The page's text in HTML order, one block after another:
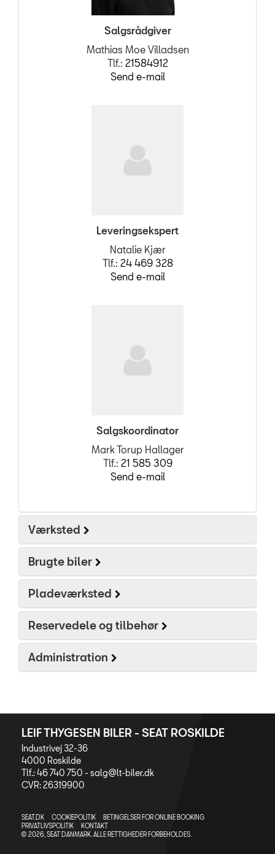
Salgsrådgiver
Mathias Moe Villadsen
Tlf.: 21584912
Send e-mail
Leveringsekspert
Natalie Kjær
Tlf.: 24 469 328
Send e-mail
Salgskoordinator
Mark Torup Hallager
Tlf.: 21 585 309
Send e-mail
Værksted
Brugte biler
Pladeværksted
Reservedele og tilbehør
Administration
LEIF THYGESEN BILER - SEAT ROSKILDE
Industrivej 32-36
4000 Roskilde
Tlf.: 46 740 750 -salg@lt-biler.dk
CVR: 26319900
SEAT.DK COOKIEPOLITIK
BETINGELSER FOR ONLINE BOOKING
PRIVATLIVSPOLITIK
KONTAKT
© 2026, SEAT DANMARK. ALLE RETTIGHEDER FORBEHOLDES.